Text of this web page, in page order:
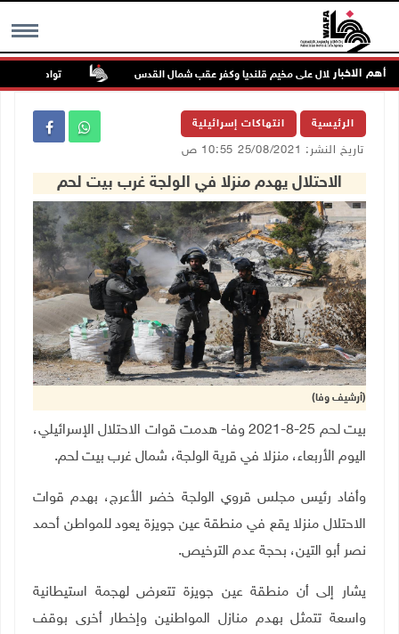
MENU أهم الاخبار تواصل
الرئيسية انتهاكات إسرائيلية
تاريخ النشر: 25/08/2021 10:55 ص
الاحتلال يهدم منزلا في الولجة غرب بيت لحم
(أرشيف وفا)
بيت لحم 25-8-2021 وفا- هدمت قوات الاحتلال الإسرائيلي،
اليوم الأربعاء، منزلا في قرية الولجة، شمال غرب بيت لحم.
وأفاد رئيس مجلس قروي الولجة خضر الأعرج، بهدم قوات
الاحتلال منزلا يقع في منطقة عين جويزة يعود للمواطن أحمد
نصر أبو التين، بحجة عدم الترخيص.
يشار إلى أن منطقة عين جويزة تتعرض لهجمة استيطانية
واسعة تتمثل بهدم منازل المواطنين وإخطار أخرى بوقف